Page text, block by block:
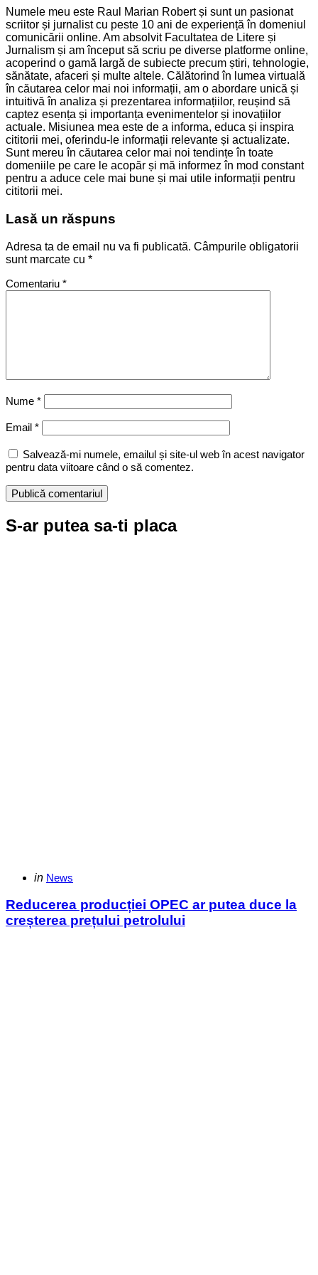
Numele meu este Raul Marian Robert și sunt un pasionat
scriitor și jurnalist cu peste 10 ani de experiență în domeniul
comunicării online. Am absolvit Facultatea de Litere și
Jurnalism și am început să scriu pe diverse platforme online,
acoperind o gamă largă de subiecte precum știri, tehnologie,
sănătate, afaceri și multe altele. Călătorind în lumea virtuală
în căutarea celor mai noi informații, am o abordare unică și
intuitivă în analiza și prezentarea informațiilor, reușind să
captez esența și importanța evenimentelor și inovațiilor
actuale. Misiunea mea este de a informa, educa și inspira
cititorii mei, oferindu-le informații relevante și actualizate.
Sunt mereu în căutarea celor mai noi tendințe în toate
domeniile pe care le acopăr și mă informez în mod constant
pentru a aduce cele mai bune și mai utile informații pentru
cititorii mei.
Lasă un răspuns
Adresa ta de email nu va fi publicată. Câmpurile obligatorii
sunt marcate cu *
Comentariu *
Nume *
Email *
Salvează-mi numele, emailul și site-ul web în acest navigator
pentru data viitoare când o să comentez.
S-ar putea sa-ti placa
Categories
Posted
in News
Reducerea producției OPEC ar putea duce la
creșterea prețului petrolului